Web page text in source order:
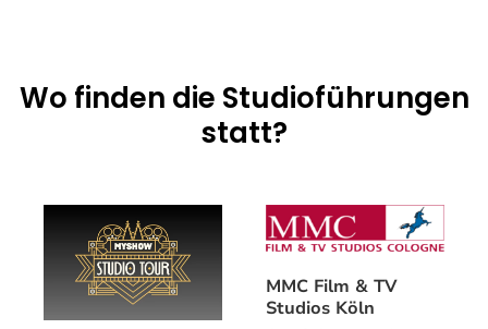
Wo finden die Studioführungen
statt?
MMC Film & TV
Studios Köln